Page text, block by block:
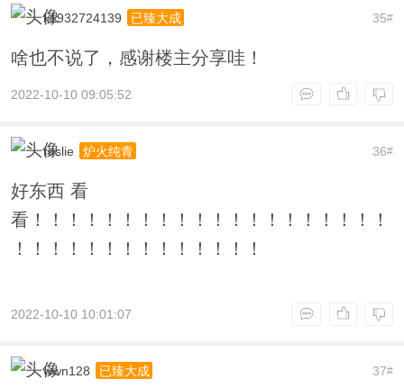
35#
k1932724139 已臻大成
啥也不说了，感谢楼主分享哇！
2022-10-10 09:05:52
36#
ruslie 炉火纯青
好东西 看
看！！！！！！！！！！！！！！！！！！！！
！！！！！！！！！！！！！！
2022-10-10 10:01:07
37#
wwn128 已臻大成